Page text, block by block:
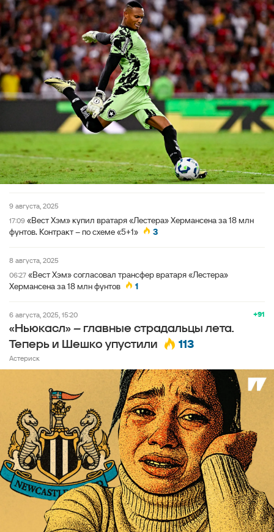
9 августа, 2025
17:09 «Вест Хэм» купил вратаря «Лестера» Хермансена за 18 млн
фунтов. Контракт – по схеме «5+1»
3
8 августа, 2025
06:27 «Вест Хэм» согласовал трансфер вратаря «Лестера»
Хермансена за 18 млн фунтов
1
+91
6 августа, 2025, 15:20
«Ньюкасл» – главные страдальцы лета.
Теперь и Шешко упустили
113
Астериск